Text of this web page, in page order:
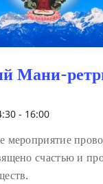
Мани-
- 16:00
мероприятие
счастью и